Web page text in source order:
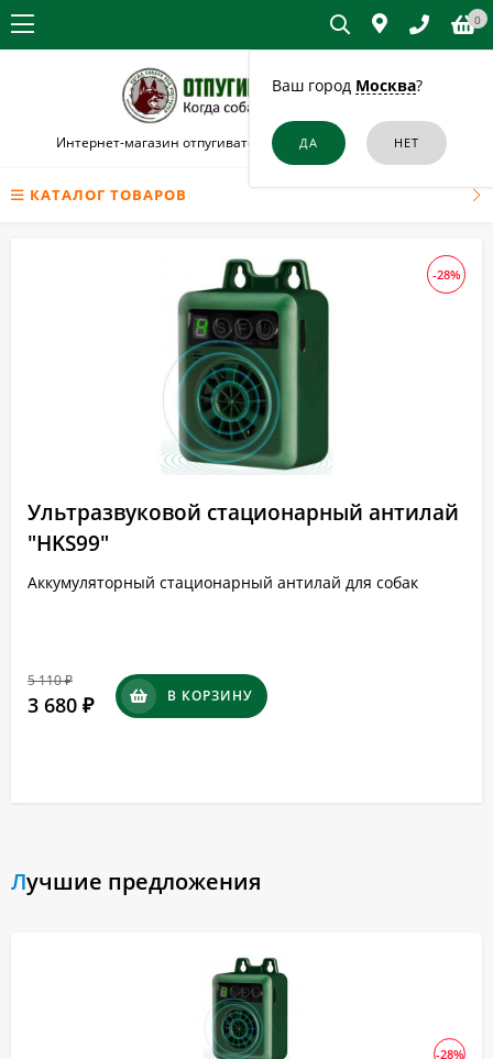
Ваш город Москва?
0
Интернет-магазин отпугивателей собак и кошек в Москве
КАТАЛОГ ТОВАРОВ
-28%
Ультразвуковой стационарный антилай
"HKS99"
Аккумуляторный стационарный антилай для собак
5 110₽
3 680 ₽ В КОРЗИНУ
Лучшие предложения
-28%